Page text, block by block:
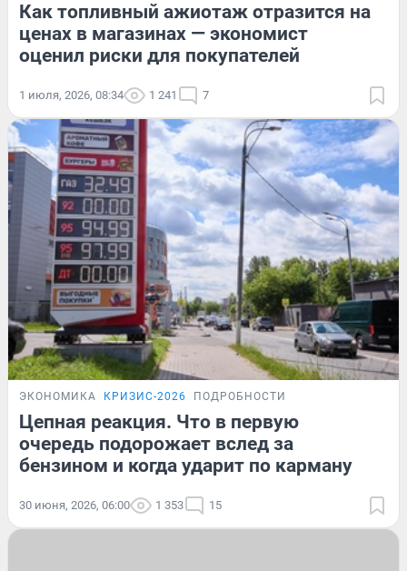
Как топливный ажиотаж отразится на
ценах в магазинах — экономист
оценил риски для покупателей
1 июля, 2026, 08:34 1 241 7
ЭКОНОМИКА КРИЗИС-2026 ПОДРОБНОСТИ
Цепная реакция. Что в первую
очередь подорожает вслед за
бензином и когда ударит по карману
30 июня, 2026, 06:00 1 353 15